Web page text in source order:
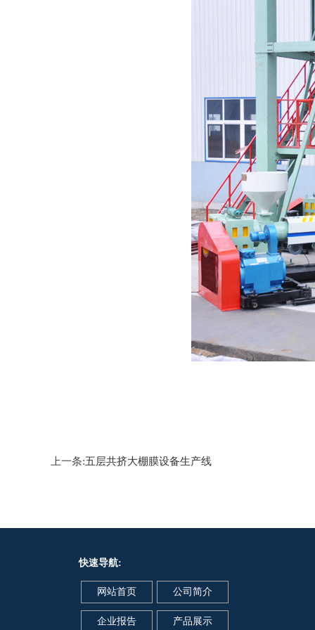
上一条:五层共挤大棚膜设备生产线
快速导航:
网站首页 公司简介
企业报告 产品展示